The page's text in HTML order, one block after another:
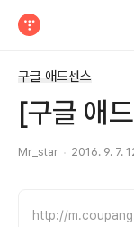
구글 애드센스
[구글 애
Mr_star 2016. 9. 7.
http://